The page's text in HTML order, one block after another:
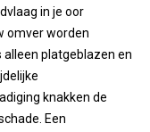
in je oor
omver worden
alleen platgeblazen en
knakken de
Een